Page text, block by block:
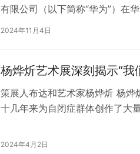
有限公司（以下简称“华为”）在
方将进一步深化战略合作关系，
军，绿…
2024年11月4日
杨烨炘艺术展深刻揭示“我
策展人布达和艺术家杨烨炘 杨烨
十几年来为自闭症群体创作了大
展《我们都是自闭症患者》。本
2024年4月2日